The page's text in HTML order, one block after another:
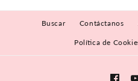
Buscar Contáctanos
Política de